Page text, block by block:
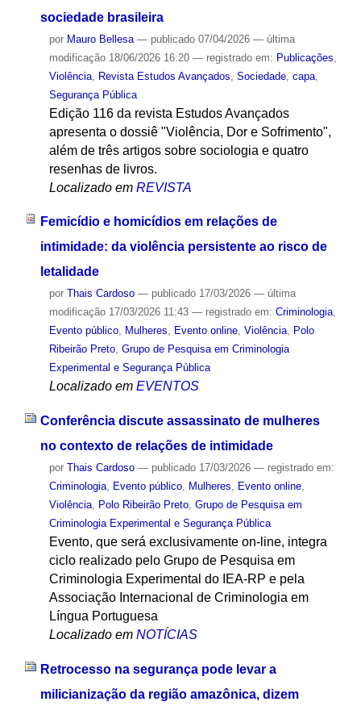
sociedade brasileira
por Mauro Bellesa — publicado07/04/2026 — última
modificação18/06/2026 16:20 — registrado em: Publicações
Violência, Revista Estudos Avançados Sociedade, capa,
Segurança Pública
Edição 116 da revista Estudos Avançados
apresenta o dossiê "Violência, Dor e Sofrimento",
além de três artigos sobre sociologia e quatro
resenhas de livros.
Localizado em REVISTA
Femicídio e homicídios em relações de
intimidade: da violência persistente ao risco de
letalidade
por Thais Cardoso — publicado17/03/2026 — última
modificação17/03/2026 11:43 — registrado em: Criminologia,
Evento público, Mulheres, Evento online, Violência, Polo
Ribeirão Preto, Grupo de Pesquisa em Criminologia
Experimental e Segurança Pública
Localizado em EVENTOS
Conferência discute assassinato de mulheres
no contexto de relações de intimidade
por Thais Cardoso — publicado17/03/2026 — registrado em:
Criminologia, Evento público, Mulheres, Evento online,
Violência, Polo Ribeirão Preto, Grupo de Pesquisa em
Criminologia Experimental e Segurança Pública
Evento, que será exclusivamente on-line, integra
ciclo realizado pelo Grupo de Pesquisa em
Criminologia Experimental do IEA-RP e pela
Associação Internacional de Criminologia em
Língua Portuguesa
Localizado em NOTÍCIAS
Retrocesso na segurança pode levar a
milicianização da região amazônica, dizem